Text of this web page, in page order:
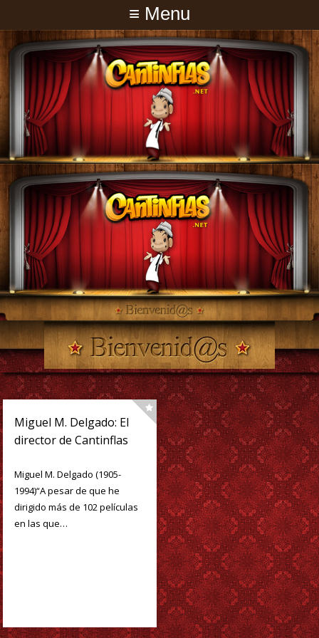
Miguel M. Delgado: El
director de Cantinflas
Miguel M. Delgado (1905-
1994)“A pesar de que he
dirigido más de 102 películas
en las que…